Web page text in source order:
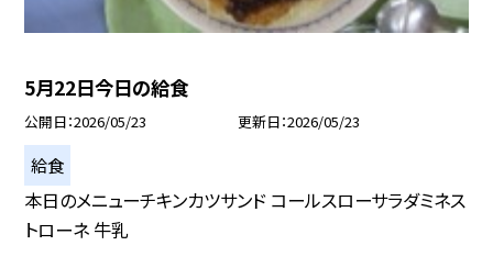
5月22日今日の給食
公開日 2026/05/23 更新日 2026/05/23
給食
本日のメニューチキンカツサンド コールスローサラダミネス
トローネ 牛乳